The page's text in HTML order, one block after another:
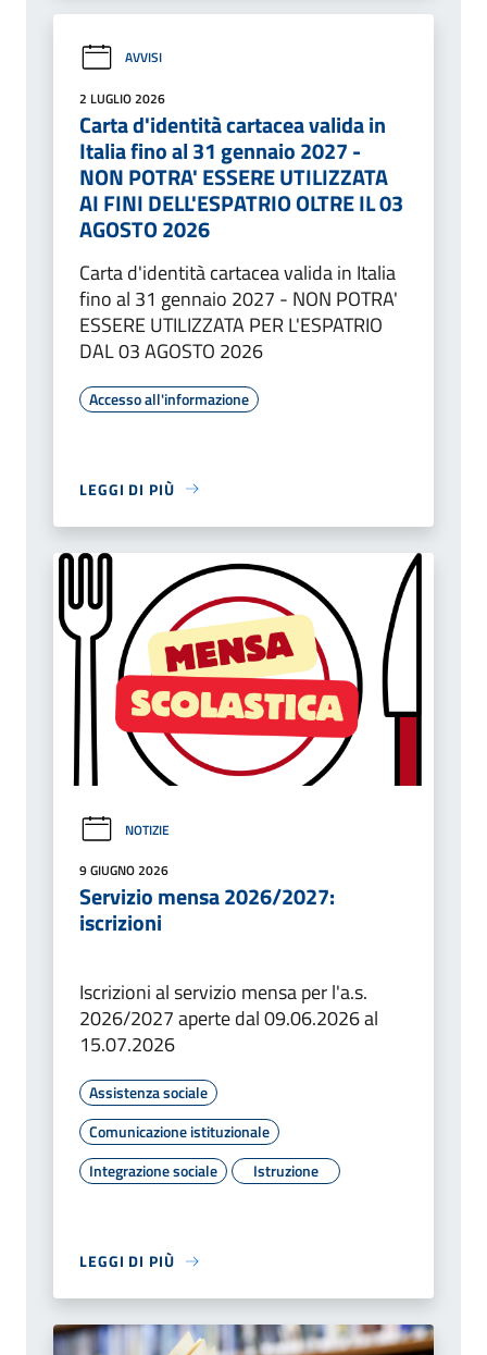
AVVISI
2 LUGLIO 2026
Carta d'identità cartacea valida in
Italia fino al 31 gennaio 2027 -
NON POTRA' ESSERE UTILIZZATA
AI FINI DELL'ESPATRIO OLTRE IL 03
AGOSTO 2026
Carta d'identità cartacea valida in Italia
fino al 31 gennaio 2027 - NON POTRA'
ESSERE UTILIZZATA PER L'ESPATRIO
DAL 03 AGOSTO 2026
Accesso all'informazione
LEGGI DI PIÙ
NOTIZIE
9 GIUGNO 2026
Servizio mensa 2026/2027:
iscrizioni
Iscrizioni al servizio mensa per l'a.s.
2026/2027 aperte dal 09.06.2026 al
15.07.2026
Assistenza sociale
Comunicazione istituzionale
Integrazione sociale
Istruzione
LEGGI DI PIÙ